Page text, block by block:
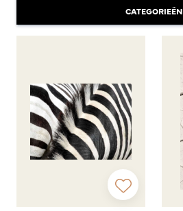
CATEGORIEËN